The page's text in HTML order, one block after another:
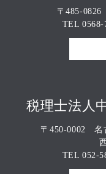
〒485-
TEL 0568-
税理士法人
〒450-0002 名
TEL 052-